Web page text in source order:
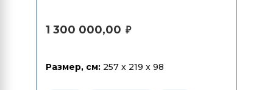
1 300 000,00 ₽
Размер, см: 257 x 219 x 98